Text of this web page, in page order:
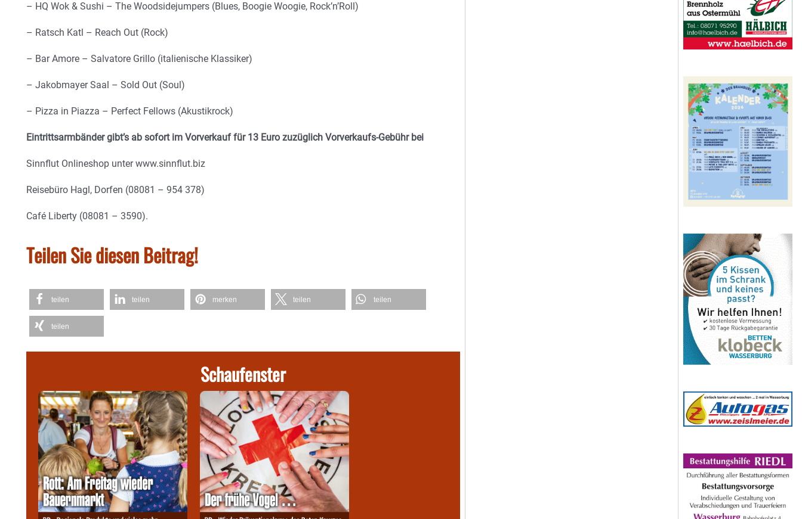
– HQ Wok & Sushi – The Woodsidejumpers (Blues, Boogie Woogie, Rock’n’Roll)
– Ratsch Katl – Reach Out (Rock)
– Bar Amore – Salvatore Grillo (italienische Klassiker)
– Jakobmayer Saal – Sold Out (Soul)
– Pizza in Piazza – Perfect Fellows (Akustikrock)
Eintrittsarmbänder gibt’s ab sofort im Vorverkauf für 13 Euro zuzüglich Vorverkaufs-Gebühr bei
Sinnflut Onlineshop unter www.sinnflut.biz
Reisebüro Hagl, Dorfen (08081 – 954 378)
Café Liberty (08081 – 3590).
Teilen Sie diesen Beitrag!
teilen teilen merken teilen teilen
teilen
Schaufenster